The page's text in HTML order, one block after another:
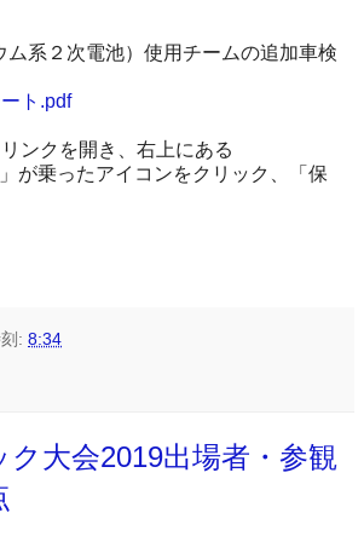
ム系２次電池）使用チームの追加車検
ト.pdf
ンクを開き、右上にある
が乗ったアイコンをクリック、「保
: 8:34
ク大会2019出場者・参観